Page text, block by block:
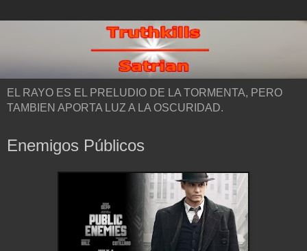
EL RAYO ES EL PRELUDIO DE LA TORMENTA, PERO
TAMBIEN APORTA LUZ A LA OSCURIDAD.
Enemigos Públicos